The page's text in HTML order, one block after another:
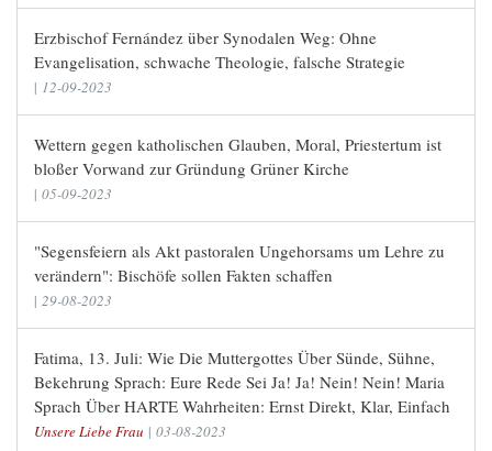
Erzbischof Fernández über Synodalen Weg: Ohne
Evangelisation, schwache Theologie, falsche Strategie
| 12-09-2023
Wettern gegen katholischen Glauben, Moral, Priestertum ist
bloßer Vorwand zur Gründung Grüner Kirche
| 05-09-2023
"Segensfeiern als Akt pastoralen Ungehorsams um Lehre zu
verändern": Bischöfe sollen Fakten schaffen
| 29-08-2023
Fatima, 13. Juli: Wie Die Muttergottes Über Sünde, Sühne,
Bekehrung Sprach: Eure Rede Sei Ja! Ja! Nein! Nein! Maria
Sprach Über HARTE Wahrheiten: Ernst Direkt, Klar, Einfach
Unsere Liebe Frau | 03-08-2023